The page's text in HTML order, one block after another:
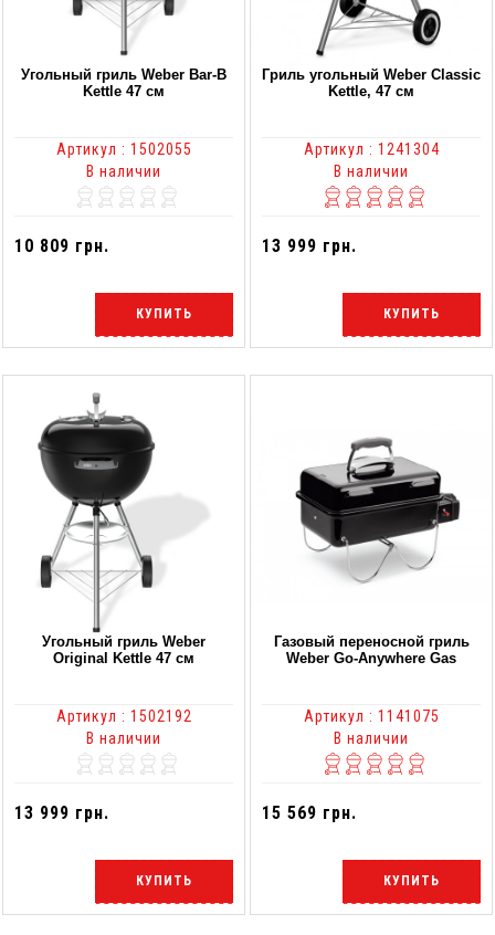
Угольный гриль Weber Bar-B
Kettle 47 см
Артикул : 1502055
В наличии
10 809 грн.
КУПИТЬ
Гриль угольный Weber Classic
Kettle, 47 см
Артикул : 1241304
В наличии
13 999 грн.
КУПИТЬ
Угольный гриль Weber
Original Kettle 47 cм
Артикул : 1502192
В наличии
13 999 грн.
КУПИТЬ
Газовый переносной гриль
Weber Go-Аnywhere Gas
Артикул : 1141075
В наличии
15 569 грн.
КУПИТЬ